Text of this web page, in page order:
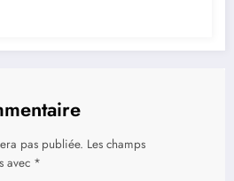
pas publiée. Les champs
avec *